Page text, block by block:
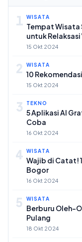
1 WISATA
Tempat Wisata
untuk
15 Okt 2024
2 WISATA
10
15 Okt 2024
3 TEKNO
5 Aplikasi AI
Coba
16 Okt 2024
4 WISATA
Wajib di Catat!
Bogor
16 Okt 2024
5 WISATA
Berburu Oleh-
Pulang
18 Okt 2024